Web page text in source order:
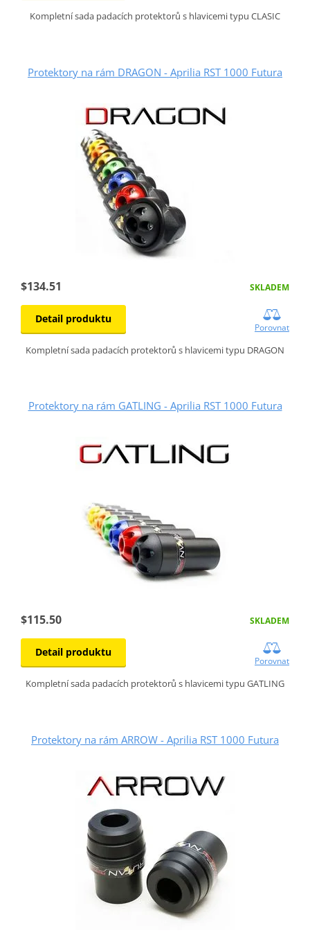
Kompletní sada padacích protektorů s hlavicemi typu CLASIC
Protektory na rám DRAGON - Aprilia RST 1000 Futura
$134.51 SKLADEM
Detail produktu
Porovnat
Kompletní sada padacích protektorů s hlavicemi typu DRAGON
Protektory na rám GATLING - Aprilia RST 1000 Futura
$115.50 SKLADEM
Detail produktu
Porovnat
Kompletní sada padacích protektorů s hlavicemi typu GATLING
Protektory na rám ARROW - Aprilia RST 1000 Futura